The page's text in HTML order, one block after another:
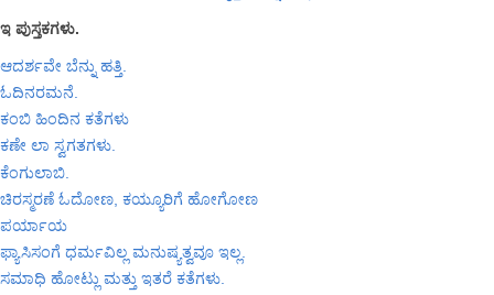
ಇ ಪುಸ್ತಕಗಳು.
ಆದರ್ಶವೇ ಬೆನ್ನು ಹತ್ತಿ.
ಓದಿನರಮನೆ.
ಕಂಬಿ ಹಿಂದಿನ ಕತೆಗಳು
ಕಣೇ ಲಾ ಸ್ವಗತಗಳು.
ಕೆಂಗುಲಾಬಿ.
ಚಿರಸ್ಮರಣೆ ಓದೋಣ, ಕಯ್ಯೂರಿಗೆ ಹೋಗೋಣ
ಪರ್ಯಾಯ
ಫ್ಯಾಸಿಸಂಗೆ ಧರ್ಮವಿಲ್ಲ ಮನುಷ್ಯತ್ವವೂ ಇಲ್ಲ.
ಸಮಾಧಿ ಹೋಟ್ಲು ಮತ್ತು ಇತರೆ ಕತೆಗಳು.